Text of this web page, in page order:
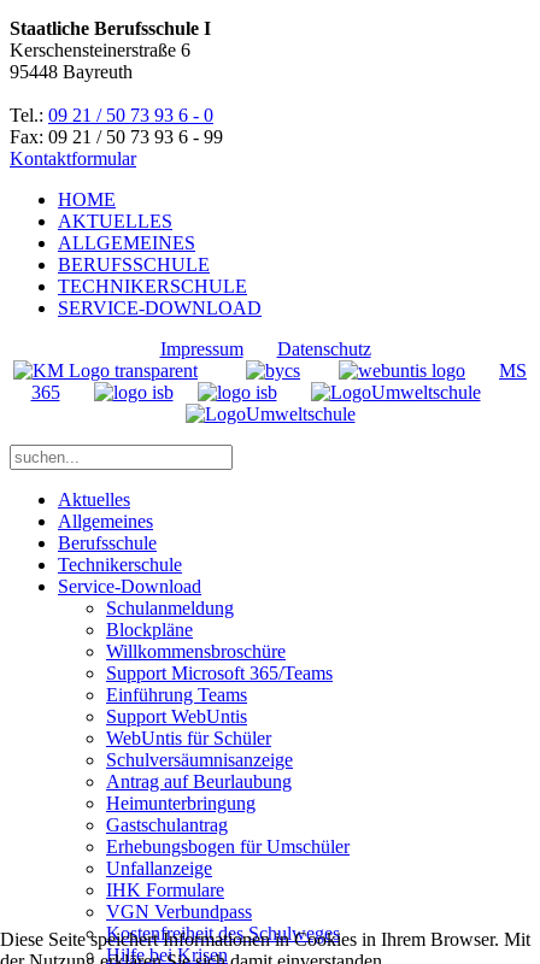
Staatliche Berufsschule I
Kerschensteinerstraße 6
95448 Bayreuth
Tel.: 09 21 / 50 73 93 6 - 0
Fax: 09 21 / 50 73 93 6 - 99
Kontaktformular
HOME
AKTUELLES
ALLGEMEINES
BERUFSSCHULE
TECHNIKERSCHULE
SERVICE-DOWNLOAD
Impressum
Datenschutz
MS
365
Aktuelles
Allgemeines
Berufsschule
Technikerschule
Service-Download
Schulanmeldung
Blockpläne
Willkommensbroschüre
Support Microsoft 365/Teams
Einführung Teams
Support WebUntis
WebUntis für Schüler
Schulversäumnisanzeige
Antrag auf Beurlaubung
Heimunterbringung
Gastschulantrag
Erhebungsbogen für Umschüler
Unfallanzeige
IHK Formulare
VGN Verbundpass
Kostenfreiheit des Schulweges
Hilfe bei Krisen
Diese Seite speichert Informationen in Cookies in Ihrem Browser. Mit